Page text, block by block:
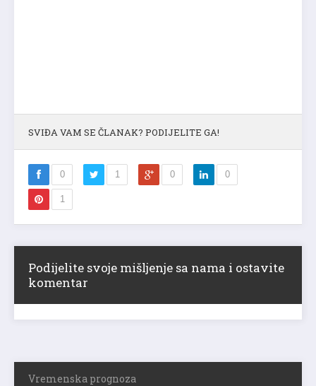
SVIĐA VAM SE ČLANAK? PODIJELITE GA!
0 1 0 0
1
Podijelite svoje mišljenje sa nama i ostavite
komentar
Vremenska prognoza